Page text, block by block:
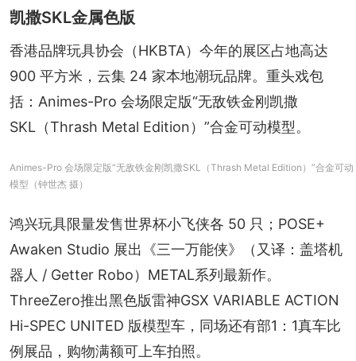
凯撒SKL金属色版
香港品牌玩具协会（HKBTA）今年的展区占地高达
900 平方米，云集 24 家本地潮玩品牌。重头戏包
括：Animes-Pro 会场限定版“无敌铁金刚凯撒
SKL（Thrash Metal Edition）”合金可动模型。
Animes-Pro 会场限定版“无敌铁金刚凯撒SKL（Thrash Metal Edition）”合金可动
模型（钟世杰 摄）
鸿兴玩具限量发售世界杯小飞侠各 50 只；POSE+
Awaken Studio 展出《三一万能侠》（又译：盖塔机
器人 / Getter Robo）METAL系列最新作。
ThreeZero推出黑色版雷神GSX VARIABLE ACTION
Hi-SPEC UNITED 版模型车，同场还有部1：1真车比
例展品，购物满额可上车拍照。